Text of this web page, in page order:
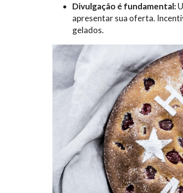
Divulgação é fundamental:
apresentar sua oferta.
gelados.